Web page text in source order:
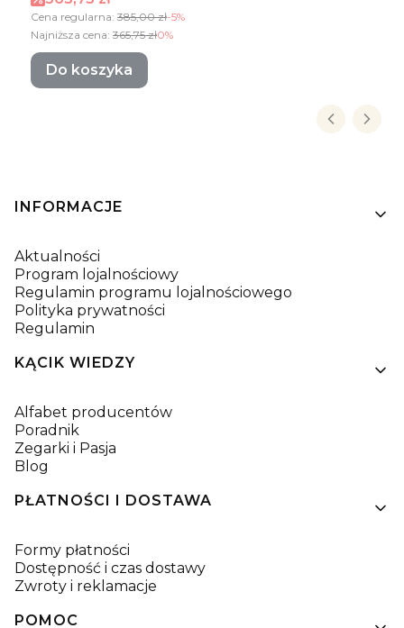
Cena regularna: 385,00 zł-5%
Najniższa cena: 365,75 zł0%
Do koszyka
Linki w stopce
INFORMACJE
Aktualności
Program lojalnościowy
Regulamin programu lojalnościowego
Polityka prywatności
Regulamin
KĄCIK WIEDZY
Alfabet producentów
Poradnik
Zegarki i Pasja
Blog
PŁATNOŚCI I DOSTAWA
Formy płatności
Dostępność i czas dostawy
Zwroty i reklamacje
POMOC